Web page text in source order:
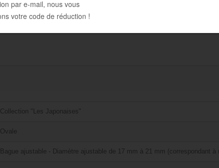
Collection "Les Japonaises"
Ovale
Bague ajustable - Diamètre ajustable de 17 mm à 21 mm (correspondant à